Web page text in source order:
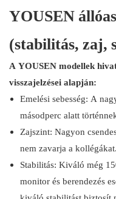
YOUSEN
(stabilitás, zaj,
A YOUSEN modellek
visszajelzései alapján:
Emelési sebesség: A
másodperc alatt
Zajszint: Nagyon
nem zavarja a kollégákat.
Stabilitás: Kiváló még
monitor és berendezés